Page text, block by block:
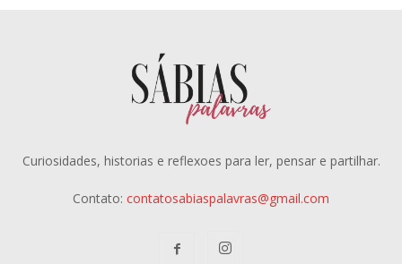
Curiosidades, historias e reflexoes para ler, pensar e partilhar.
Contato: contatosabiaspalavras@gmail.com